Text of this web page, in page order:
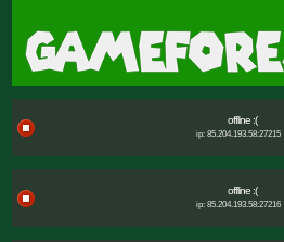
offline :(
ip: 85.204.193.58:27215
offline :(
ip: 85.204.193.58:27216